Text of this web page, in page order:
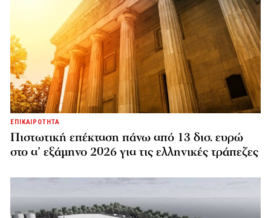
ΕΠΙΚΑΙΡΟΤΗΤΑ
Πιστωτική επέκταση πάνω από 13 δισ. ευρώ
στο α’ εξάμηνο 2026 για τις ελληνικές τράπεζες